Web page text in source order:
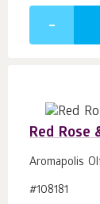
Red Rose
Aromapolis
#108181